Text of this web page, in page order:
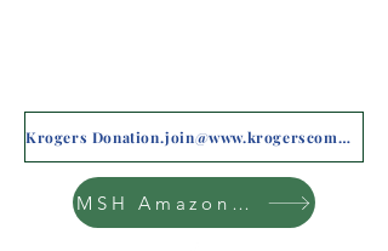
Krogers Donation.join@www.krogerscommunityrewards.com
MSH Amazon Wishlist